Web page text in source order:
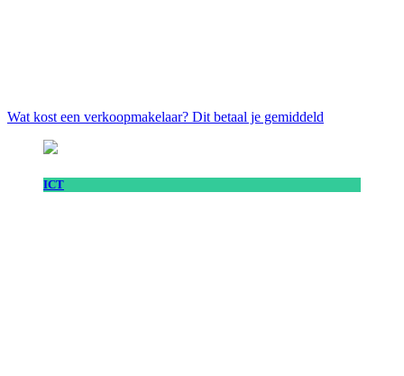
Wat kost een verkoopmakelaar? Dit betaal je gemiddeld
ICT